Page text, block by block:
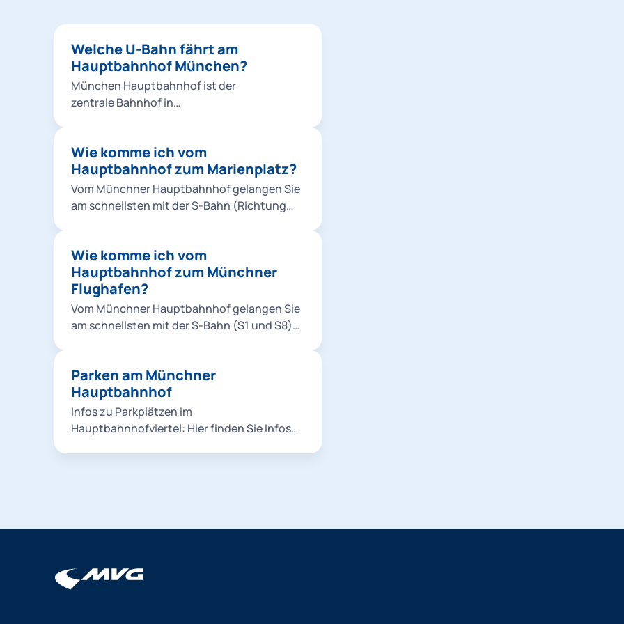
Welche U-Bahn fährt am
Hauptbahnhof München?
München Hauptbahnhof ist der
zentrale Bahnhof in
Tramlinien halten dort auch die U-
Bahnlinien U1, U2, U4 und U5 sowie zeitweise
Verstärkerlinien.
Wie komme ich vom
Hauptbahnhof zum Marienplatz?
Vom Münchner Hauptbahnhof gelangen Sie
am schnellsten mit der S-Bahn (Richtung
Hauptbahnhof mit der U-Bahn
(U1/U2/U7/U8) eine Station bis zum
Sendlinger Tor und von dort eine Station mit
der U-Bahn (U3/U6) zum Marienplatz.
Wie komme ich vom
Hauptbahnhof zum Münchner
Flughafen?
Vom Münchner Hauptbahnhof gelangen Sie
am schnellsten mit der S-Bahn (S1 und S8)
dem Lufthansa Express Bus (Sonderlinie,
kein MVV- Tarif, Fahrausweisverkauf im Bus;
Deutschlandticket gültig!) direkt zum
Flughafen München. Tickets kaufen
Parken am Münchner
Hauptbahnhof
Infos zu Parkplätzen im
Hauptbahnhofviertel: Hier finden Sie Infos